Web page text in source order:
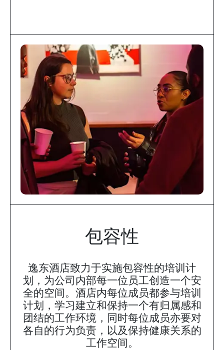
包容性
逸东酒店致力于实施包容性的培训计
划，为公司内部每一位员工创造一个安
全的空间。酒店内每位成员都参与培训
计划，学习建立和保持一个有归属感和
团结的工作环境，同时每位成员亦要对
各自的行为负责，以及保持健康关系的
工作空间。